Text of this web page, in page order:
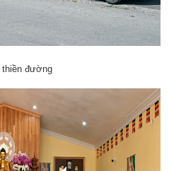
thiền đường